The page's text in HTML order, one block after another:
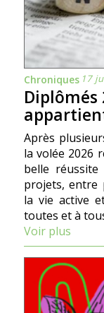
Chroniques 17
Diplômés
Après
la volée 2026
belle
projets, entre
la vie active
toutes et à
Voir plus